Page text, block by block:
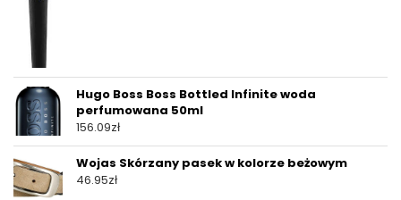
Hugo Boss Boss Bottled Infinite woda
perfumowana 50ml
156.09zł
Wojas Skórzany pasek w kolorze beżowym
46.95zł